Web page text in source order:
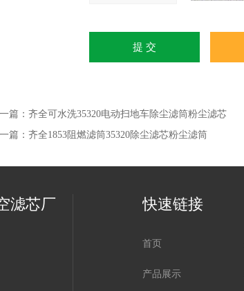
篇： 齐全可水洗35320电动扫地车除尘滤筒粉尘滤芯
篇： 齐全1853阻燃滤筒35320除尘滤芯粉尘滤筒
滤芯厂 快速链接
首页
产品展示